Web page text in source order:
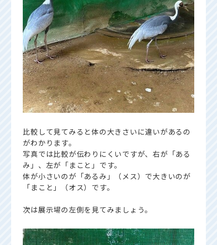
比較して見てみると体の大きさいに違いがあるの
がわかります。
写真では比較が伝わりにくいですが、右が「ある
み」、左が「まこと」です。
体が小さいのが「あるみ」（メス）で大きいのが
「まこと」（オス）です。
次は展示場の左側を見てみましょう。